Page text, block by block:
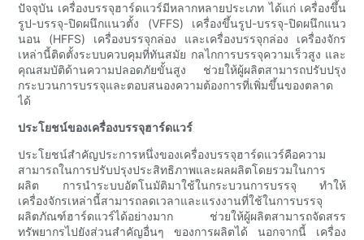
ปัจจุบัน เครื่องบรรจุฮาร์ดแวร์มีหลากหลายประเภท ได้แก่ เครื่องขึ้น
รูป-บรรจุ-ปิดผนึกแนวตั้ง (VFFS) เครื่องขึ้นรูป-บรรจุ-ปิดผนึกแนว
นอน (HFFS) เครื่องบรรจุกล่อง และเครื่องบรรจุกล่อง เครื่องจักร
เหล่านี้ติดตั้งระบบควบคุมที่ทันสมัย ​​กลไกการบรรจุความเร็วสูง และ
คุณสมบัติด้านความปลอดภัยขั้นสูง ช่วยให้ผู้ผลิตสามารถปรับปรุง
กระบวนการบรรจุและตอบสนองความต้องการที่เพิ่มขึ้นของตลาด
ได้
ประโยชน์ของเครื่องบรรจุฮาร์ดแวร์
ประโยชน์สำคัญประการหนึ่งของเครื่องบรรจุฮาร์ดแวร์คือความ
สามารถในการปรับปรุงประสิทธิภาพและผลผลิตโดยรวมในการ
ผลิต การนำระบบอัตโนมัติมาใช้ในกระบวนการบรรจุ ทำให้
เครื่องจักรเหล่านี้สามารถลดเวลาและแรงงานที่ใช้ในการบรรจุ
ผลิตภัณฑ์ฮาร์ดแวร์ได้อย่างมาก ช่วยให้ผู้ผลิตสามารถจัดสรร
ทรัพยากรไปยังส่วนสำคัญอื่นๆ ของการผลิตได้ นอกจากนี้ เครื่อง